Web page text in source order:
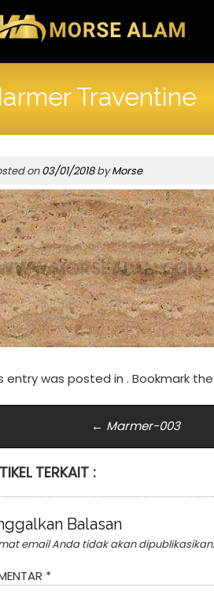
Traventine
on03/01/2018byMorse
entry was posted in . Bookmark the
← Marmer-003
TERKAIT :
Balasan
email Anda tidak akan dipublikasikan.
*